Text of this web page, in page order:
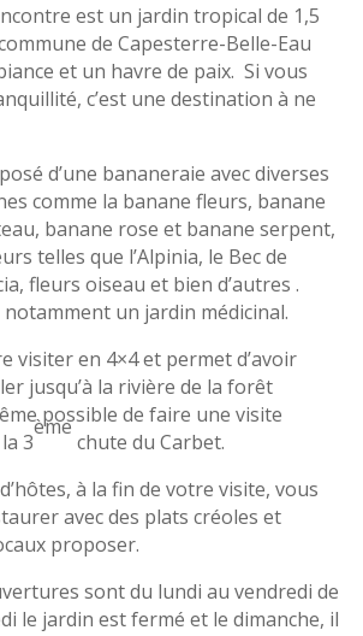
est un jardin tropical de 1,5
de Capesterre-Belle-Eau
et un havre de paix. Si vous
c’est une destination à ne
d’une bananeraie avec diverses
comme la banane fleurs, banane
banane rose et banane serpent,
telles que l’Alpinia, le Bec de
fleurs oiseau et bien d’autres .
un jardin médicinal.
visiter en 4×4 et permet d’avoir
jusqu’à la rivière de la forêt
possible de faire une visite
3
ème
chute du Carbet.
à la fin de votre visite, vous
avec des plats créoles et
proposer.
sont du lundi au vendredi de
le jardin est fermé et le dimanche, il